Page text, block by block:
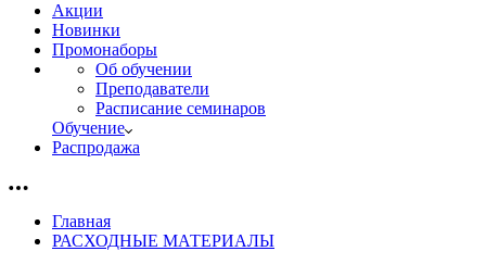
Акции
Новинки
Промонаборы
Об обучении
Преподаватели
Расписание семинаров
Обучение
Распродажа
Главная
РАСХОДНЫЕ МАТЕРИАЛЫ